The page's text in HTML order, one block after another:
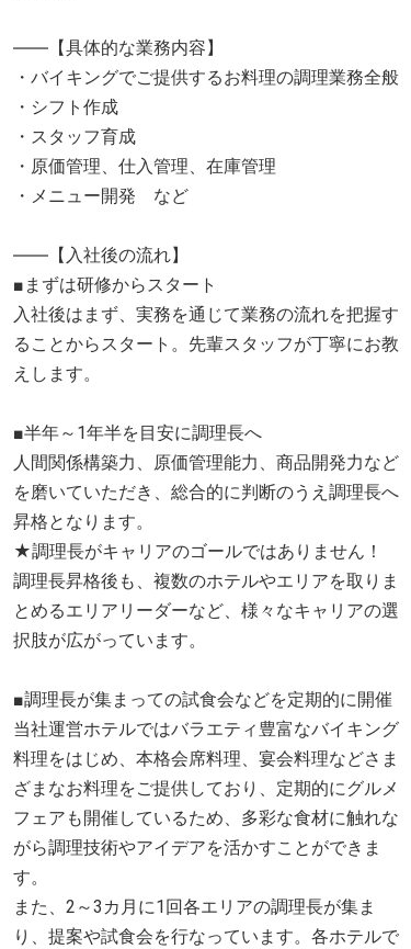
――【具体的な業務内容】
・バイキングでご提供するお料理の調理業務全般
・シフト作成
・スタッフ育成
・原価管理、仕入管理、在庫管理
・メニュー開発 など
――【入社後の流れ】
■まずは研修からスタート
入社後はまず、実務を通じて業務の流れを把握す
ることからスタート。先輩スタッフが丁寧にお教
えします。
■半年～1年半を目安に調理長へ
人間関係構築力、原価管理能力、商品開発力など
を磨いていただき、総合的に判断のうえ調理長へ
昇格となります。
★調理長がキャリアのゴールではありません！
調理長昇格後も、複数のホテルやエリアを取りま
とめるエリアリーダーなど、様々なキャリアの選
択肢が広がっています。
■調理長が集まっての試食会などを定期的に開催
当社運営ホテルではバラエティ豊富なバイキング
料理をはじめ、本格会席料理、宴会料理などさま
ざまなお料理をご提供しており、定期的にグルメ
フェアも開催しているため、多彩な食材に触れな
がら調理技術やアイデアを活かすことができま
す。
また、2～3カ月に1回各エリアの調理長が集ま
り、提案や試食会を行なっています。各ホテルで